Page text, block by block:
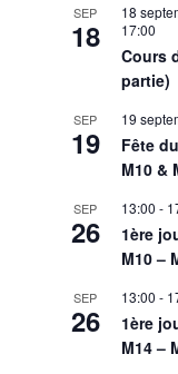
SEP
18
18
17:00
Cours
partie)
SEP
19
19
Fête
M10 &
SEP
26
13:00 -
1ère
M10 –
SEP
26
13:00 -
1ère
M14 –